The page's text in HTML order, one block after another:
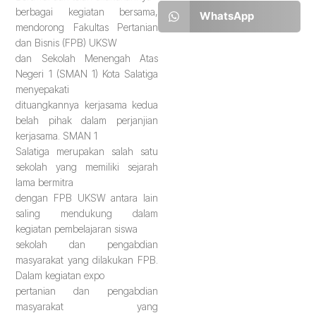
berbagai kegiatan bersama,
mendorong Fakultas Pertanian
dan Bisnis (FPB) UKSW
dan Sekolah Menengah Atas
Negeri 1 (SMAN 1) Kota Salatiga
menyepakati
dituangkannya kerjasama kedua
belah pihak dalam perjanjian
kerjasama. SMAN 1
Salatiga merupakan salah satu
sekolah yang memiliki sejarah
lama bermitra
dengan FPB UKSW antara lain
saling mendukung dalam
kegiatan pembelajaran siswa
sekolah dan pengabdian
masyarakat yang dilakukan FPB.
Dalam kegiatan expo
pertanian dan pengabdian
masyarakat yang
WhatsApp